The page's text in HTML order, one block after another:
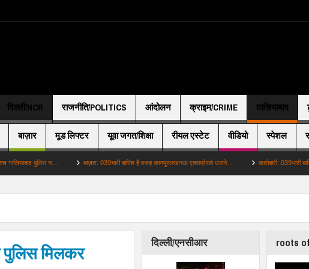
दिल्ली/NCR राजनीति/POLITICS आंदोलन क्राइम/CRIME ग़ाज़ियाबाद
बाज़ार मूड लिफ्टर यूवा जगत/शिक्षा रीयल एस्टेट वीडियो स्पेशल
पुलिस न… बाज़ार: 039भारी बारिश है वजह कानपुरलखनऊ एक्सप्रेसवे धंसने… कारोबारी: 039भारी बारिश है
मिलकर
दिल्ली/एनसीआर roots